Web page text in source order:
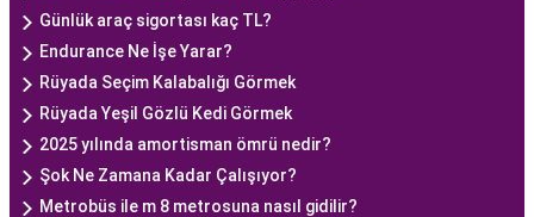
Günlük araç sigortası kaç TL?
Endurance Ne İşe Yarar?
Rüyada Seçim Kalabalığı Görmek
Rüyada Yeşil Gözlü Kedi Görmek
2025 yılında amortisman ömrü nedir?
Şok Ne Zamana Kadar Çalışıyor?
Metrobüs ile m 8 metrosuna nasıl gidilir?